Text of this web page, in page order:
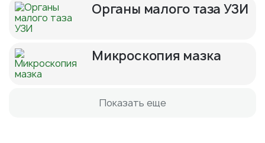
Органы малого таза УЗИ
Микроскопия мазка
Показать еще